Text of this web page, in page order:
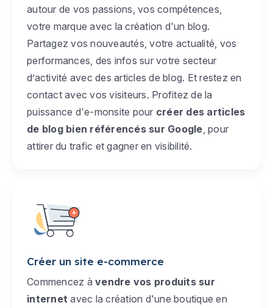
autour de vos passions, vos compétences,
votre marque avec la création d'un blog.
Partagez vos nouveautés, votre actualité, vos
performances, des infos sur votre secteur
d’activité avec des articles de blog. Et restez en
contact avec vos visiteurs. Profitez de la
puissance d'e-monsite pour créer des articles
de blog bien référencés sur Google , pour
attirer du trafic et gagner en visibilité.
Créer un site e-commerce
Commencez à vendre vos produits sur
internet avec la création d'une boutique en